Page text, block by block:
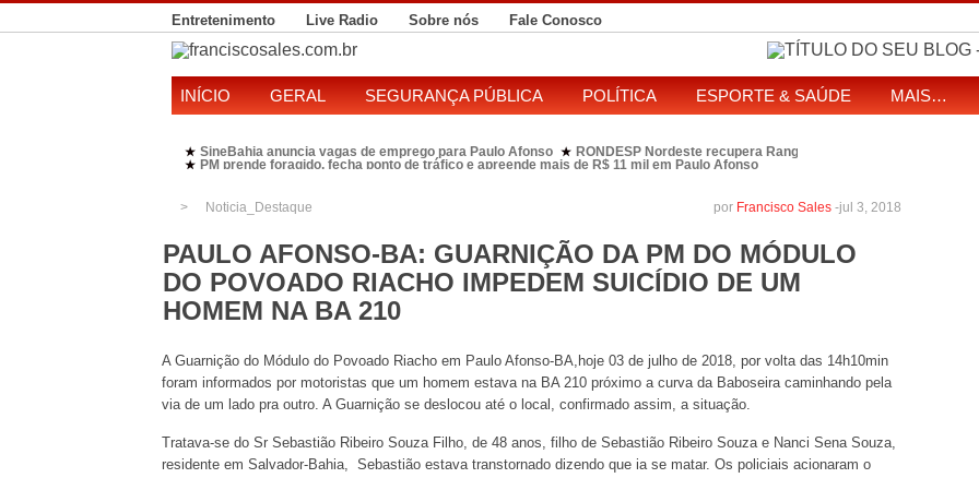
Entretenimento Live Radio Sobre nós Fale Conosco
INÍCIO GERAL SEGURANÇA PÚBLICA POLÍTICA ESPORTE & SAÚDE MAIS…
★ SineBahia anuncia vagas de emprego para Paulo Afonso ★ RONDESP Nordeste recupera Range Rover com restrição por
★ PM prende foragido, fecha ponto de tráfico e apreende mais de R$ 11 mil em Paulo Afonso
Noticia_Destaque jul 3, 2018
por Francisco Sales -
PAULO AFONSO-BA: GUARNIÇÃO DA PM DO MÓDULO
DO POVOADO RIACHO IMPEDEM SUICÍDIO DE UM
HOMEM NA BA 210
A Guarnição do Módulo do Povoado Riacho em Paulo Afonso-BA,hoje 03 de julho de 2018, por volta das 14h10min
foram informados por motoristas que um homem estava na BA 210 próximo a curva da Baboseira caminhando pela
via de um lado pra outro. A Guarnição se deslocou até o local, confirmado assim, a situação.
Tratava-se do Sr Sebastião Ribeiro Souza Filho, de 48 anos, filho de Sebastião Ribeiro Souza e Nanci Sena Souza,
residente em Salvador-Bahia, Sebastião estava transtornado dizendo que ia se matar. Os policiais acionaram o